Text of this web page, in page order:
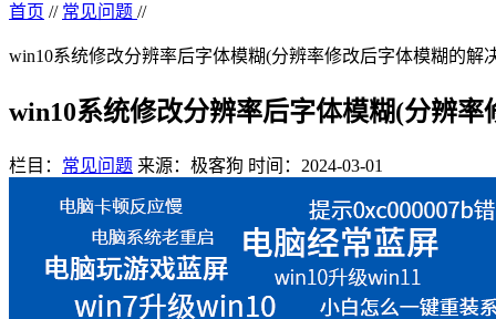
首页 // 常见问题 //
win10系统修改分辨率后字体模糊(分辨率修改后字体模糊的解
win10系统修改分辨率后字体模糊(分辨
栏目： 常见问题 来源：极客狗 时间：2024-03-01